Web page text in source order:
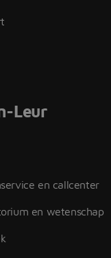
Leur
en callcenter
en wetenschap